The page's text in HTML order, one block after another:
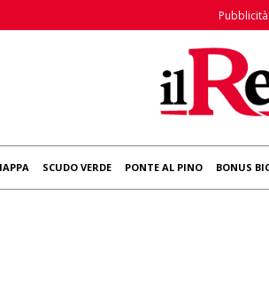
Pubblicità
SCUDO VERDE PONTE AL PINO BONUS